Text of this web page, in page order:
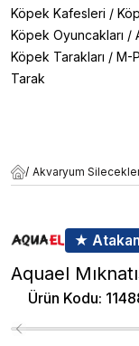
Köpek Kafesleri /
Köpek Oyuncakları /
Köpek Tarakları / M-
Tarak
/ Akvaryum
★
Aquael
Ürün Kodu: